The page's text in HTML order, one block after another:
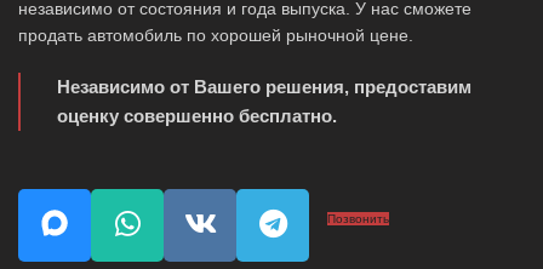
независимо от состояния и года выпуска. У нас сможете
продать автомобиль по хорошей рыночной цене.
Независимо от Вашего решения, предоставим
оценку совершенно бесплатно.
Позвонить